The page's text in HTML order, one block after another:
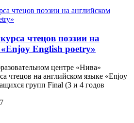
чтецов поэзии на
English poetry»
центре «Нива»
чтецов на английском языке «Enjoy
групп Final (3 и 4 годов